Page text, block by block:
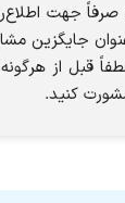
جهت
جایگزین
قبل از